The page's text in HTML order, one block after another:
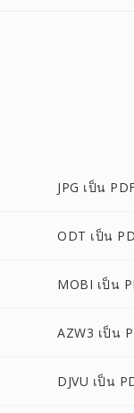
JPG เป็น
ODT เป็น
MOBI เป็น
AZW3 เป็น
DJVU เป็น